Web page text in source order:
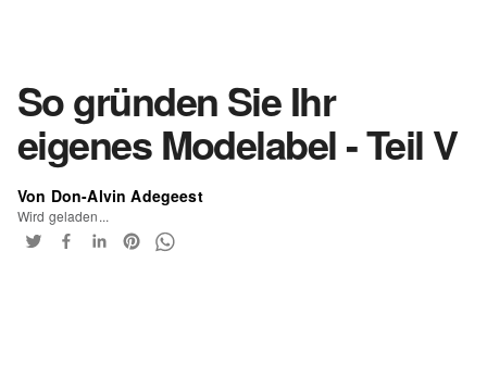
So gründen Sie Ihr
eigenes Modelabel - Teil V
Von Don-Alvin Adegeest
Wird geladen...